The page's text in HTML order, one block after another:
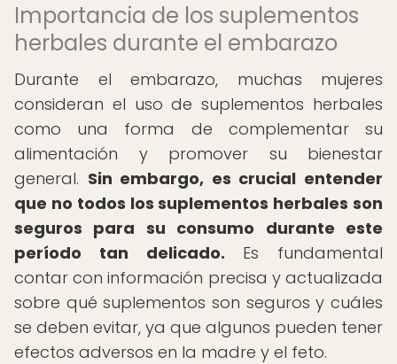
Importancia de los suplementos
herbales durante el embarazo
Durante el embarazo, muchas mujeres
consideran el uso de suplementos herbales
como una forma de complementar su
alimentación y promover su bienestar
general. Sin embargo, es crucial entender
que no todos los suplementos herbales son
seguros para su consumo durante este
período tan delicado. Es fundamental
contar con información precisa y actualizada
sobre qué suplementos son seguros y cuáles
se deben evitar, ya que algunos pueden tener
efectos adversos en la madre y el feto.